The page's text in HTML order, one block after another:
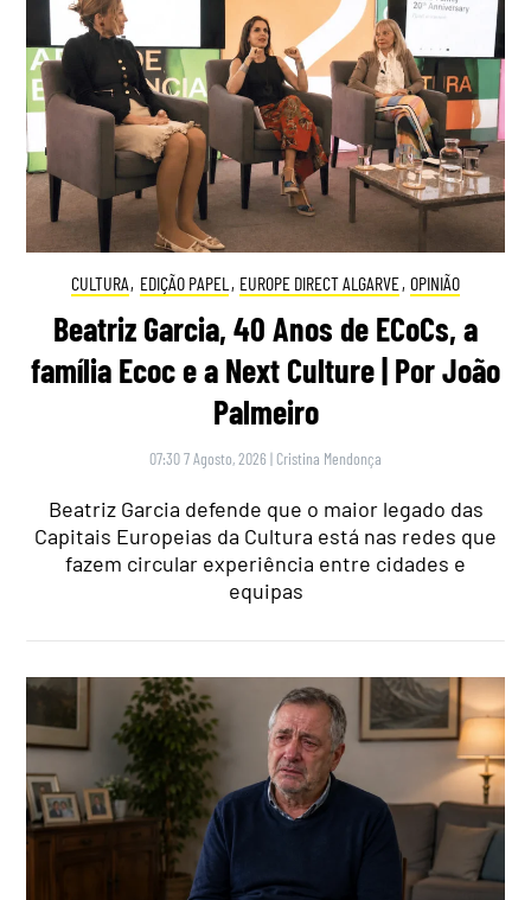
CULTURA, EDIÇÃO PAPEL , EUROPE DIRECT ALGARVE, OPINIÃO
Beatriz Garcia, 40 Anos de ECoCs, a
família Ecoc e a Next Culture | Por João
Palmeiro
07:30 7 Agosto, 2026 | Cristina Mendonça
Beatriz Garcia defende que o maior legado das
Capitais Europeias da Cultura está nas redes que
fazem circular experiência entre cidades e
equipas